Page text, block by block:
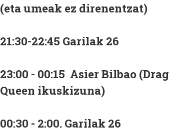
(eta umeak ez direnentzat)
21:30-22:45 Garilak 26
23:00 - 00:15 Asier Bilbao (Drag
Queen ikuskizuna)
00:30 - 2:00. Garilak 26